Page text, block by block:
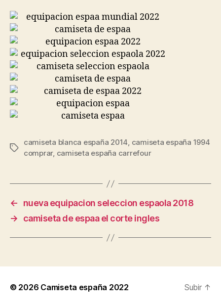
Etiquetas
camiseta blanca españa 2014, camiseta españa 1994
comprar, camiseta españa carrefour
←
nueva equipacion seleccion espaola 2018
→
camiseta de espaa el corte ingles
© 2026 Camiseta españa 2022 Subir ↑